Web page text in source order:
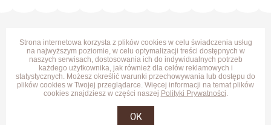
Strona internetowa korzysta z plików cookies w celu świadczenia usług
na najwyższym poziomie, w celu optymalizacji treści dostępnych w
naszych serwisach, dostosowania ich do indywidualnych potrzeb
każdego użytkownika, jak również dla celów reklamowych i
statystycznych. Możesz określić warunki przechowywania lub dostępu do
plików cookies w Twojej przeglądarce. Więcej informacji na temat plików
cookies znajdziesz w części naszej Polityki Prywatności.
OK